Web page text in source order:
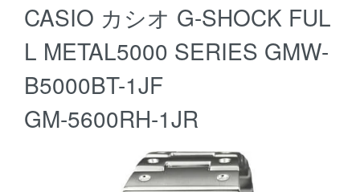
CASIO カシオ G-SHOCK FUL
L METAL5000 SERIES GMW-
B5000BT-1JF
GM-5600RH-1JR